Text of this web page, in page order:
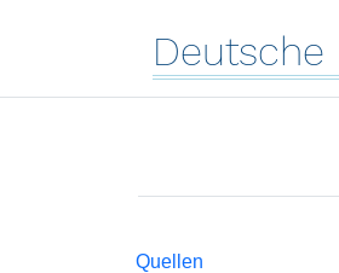
Deutsche
Quellen